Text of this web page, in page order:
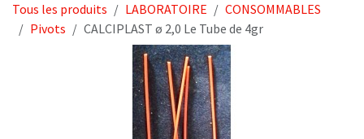
Tous les produits LABORATOIRE
CONSOMMABLES
Pivots
CALCIPLAST ø 2,0 Le Tube de 4gr